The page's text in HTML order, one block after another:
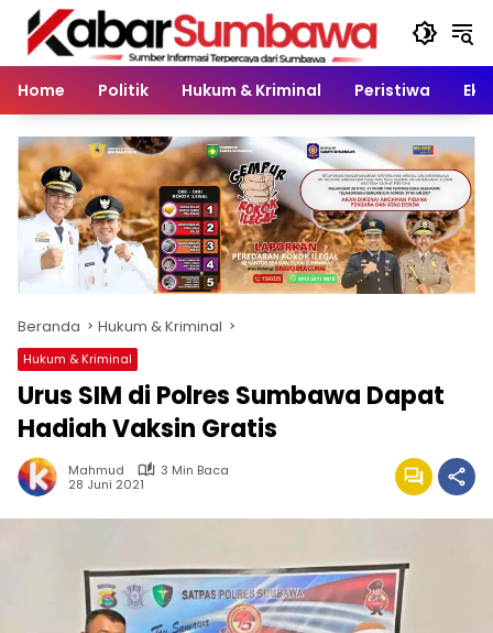
Langsung
konten
Home
Politik Hukum & Kriminal Peristiwa
Beranda Hukum & Kriminal
Hukum & Kriminal
Urus SIM di Polres Sumbawa Dapat
Hadiah Vaksin Gratis
Mahmud
3 Min Baca
28 Juni 2021